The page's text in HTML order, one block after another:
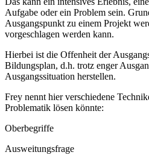
Aufgabe oder ein Problem sein.
Ausgangspunkt zu einem Projekt
vorgeschlagen werden kann.
Hierbei ist die Offenheit der
Bildungsplan, d.h. trotz enger
Ausgangssituation herstellen.
Frey nennt hier verschiedene
Problematik lösen könnte:
Oberbegriffe
Ausweitungsfrage